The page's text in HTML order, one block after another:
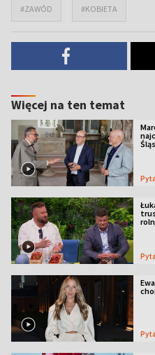
#ZAWÓD #KOBIETA
Więcej na ten temat